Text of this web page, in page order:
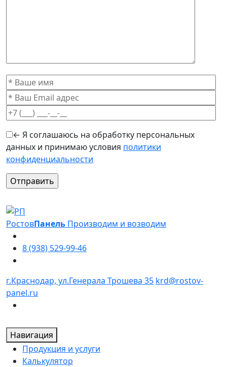
← Я соглашаюсь на обработку персональных
данных и принимаю условия политики
конфиденциальности
Оставьте это поле пустым.
РостовПанель Производим и возводим
8 (938) 529-99-46
г.Краснодар, ул.Генерала Трошева 35 krd@rostov-
panel.ru
Навигация
Продукция и услуги
Калькулятор